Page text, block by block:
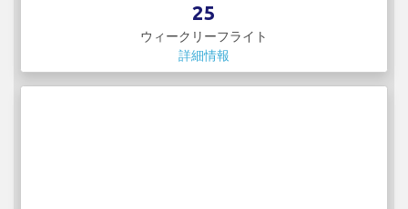
25
ウィークリーフライト
詳細情報